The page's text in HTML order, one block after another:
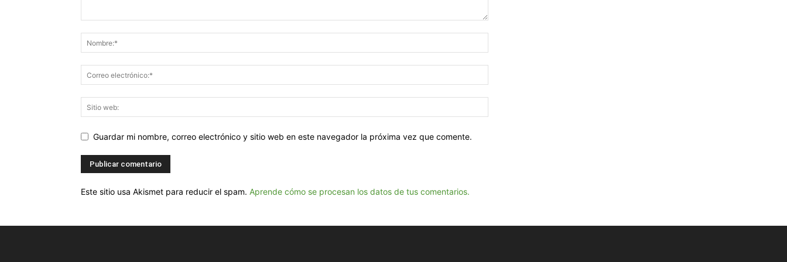
Guardar mi nombre, correo electrónico y sitio web en este navegador la próxima vez que comente.
Este sitio usa Akismet para reducir el spam. Aprende cómo se procesan los datos de tus comentarios.